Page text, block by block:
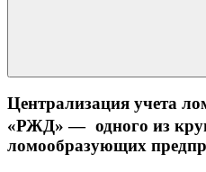
Централизация учета
«РЖД» — одного из
ломообразующих